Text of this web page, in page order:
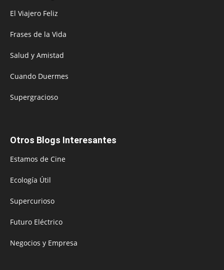
El Viajero Feliz
Frases de la Vida
Salud y Amistad
Cuando Duermes
Supergracioso
Otros Blogs Interesantes
Estamos de Cine
Ecología Útil
Supercurioso
Futuro Eléctrico
Negocios y Empresa